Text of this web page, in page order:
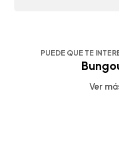
PUEDE QUE TE
Ver